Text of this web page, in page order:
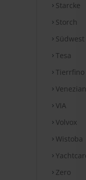
Starcke
Storch
Südwest
Tesa
Tierrfino
VIA
Volvox
Wistoba
Zero